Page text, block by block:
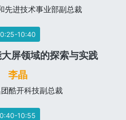
先进技术事业部副总裁
10:40
屏领域的探索与实践
李晶
团酷开科技副总裁
10:55